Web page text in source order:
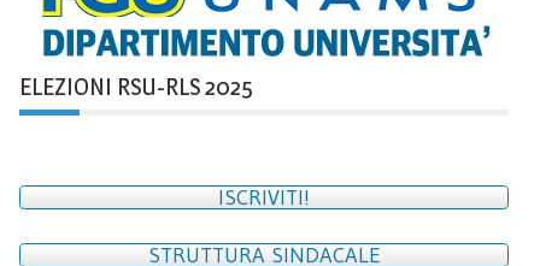
ELEZIONI RSU-RLS 2025
ISCRIVITI!
STRUTTURA SINDACALE